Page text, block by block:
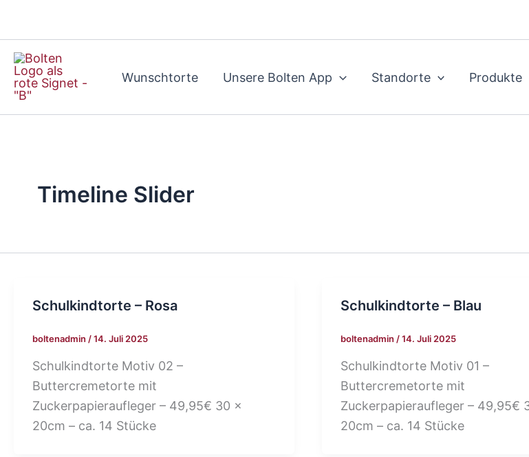
springen
Wunschtorte Unsere Bolten App Standorte Produkte
Timeline Slider
Schulkindtorte – Rosa
boltenadmin /14. Juli 2025
Schulkindtorte Motiv 02 –
Buttercremetorte mit
Zuckerpapieraufleger – 49,95€ 30 x
20cm – ca. 14 Stücke
Schulkindtorte – Blau
boltenadmin /14. Juli 2025
Schulkindtorte Motiv 01 –
Buttercremetorte mit
Zuckerpapieraufleger – 49,95€
20cm – ca. 14 Stücke